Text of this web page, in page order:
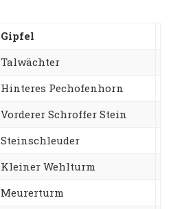
Gipfel
Talwächter
Hinteres Pechofenhorn
Vorderer Schroffer Stein
Steinschleuder
Kleiner Wehlturm
Meurerturm